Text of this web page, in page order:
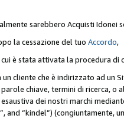
sarebbero Acquisti
la cessazione del tuo Accordo,
è stata attivata la procedura di
cliente che è indirizzato ad un
chiave, termini di ricerca,
esaustiva dei nostri marchi
and “kindel”) (congiuntamente,